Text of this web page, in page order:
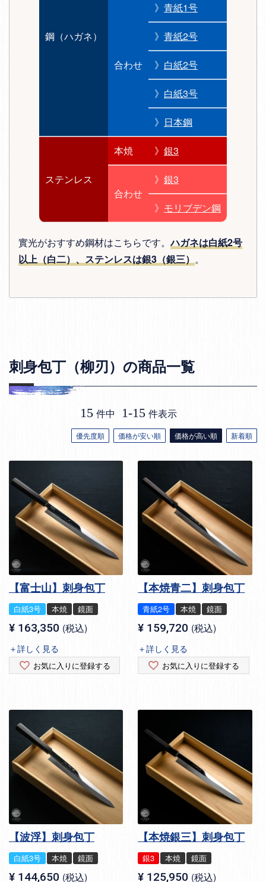
鋼（ハガネ）
合わせ
》 青紙1号
》 青紙2号
》 白紙2号
》 白紙3号
》 日本鋼
ステンレス
本焼 》 銀3
合わせ
》 銀3
》 モリブデン鋼
實光がおすすめ鋼材はこちらです。ハガネは白紙2号
以上（白二）、ステンレスは銀3（銀三） 。
刺身包丁（柳刃）の商品一覧
優先度順 価格が安い順 価格が高い順 新着順
15 件中 1-15 件表示
【富士山】刺身包丁
白紙3号 本焼 鏡面
¥ 163,350 税込
＋詳しく見る
お気に入りに登録する
【本焼青二】刺身包丁
青紙2号 本焼 鏡面
¥ 159,720 税込
＋詳しく見る
お気に入りに登録する
【波浮】刺身包丁
白紙3号 本焼 鏡面
¥ 144,650 税込
【本焼銀三】刺身包丁
銀3 本焼 鏡面
¥ 125,950 税込